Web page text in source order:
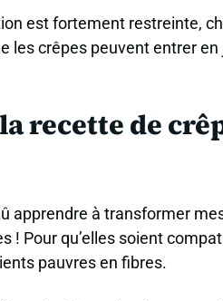
est fortement restreinte,
les crêpes peuvent entrer
recette de
apprendre à transformer
! Pour qu’elles soient
pauvres en fibres.